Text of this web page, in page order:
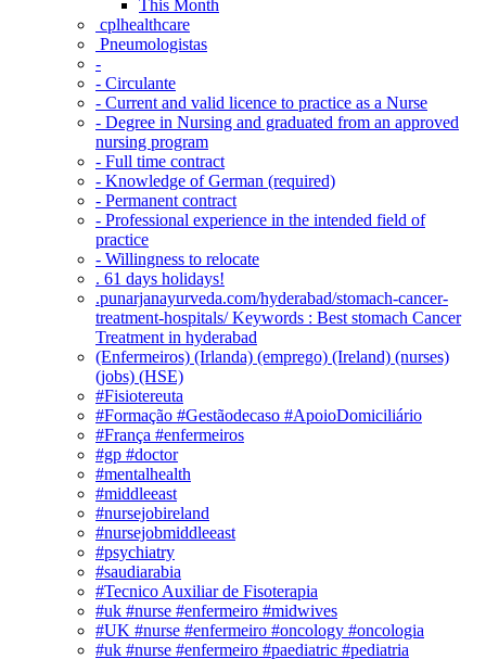
This Month
‎ cplhealthcare‬
Pneumologistas
-
- Circulante
- Current and valid licence to practice as a Nurse
- Degree in Nursing and graduated from an approved
nursing program
- Full time contract
- Knowledge of German (required)
- Permanent contract
- Professional experience in the intended field of
practice
- Willingness to relocate
. 61 days holidays!
.punarjanayurveda.com/hyderabad/stomach-cancer-
treatment-hospitals/ Keywords : Best stomach Cancer
Treatment in hyderabad
(Enfermeiros) (Irlanda) (emprego) (Ireland) (nurses)
(jobs) (HSE)
#Fisiotereuta
#Formação #Gestãodecaso #ApoioDomiciliário
#França #enfermeiros
#gp #doctor
#mentalhealth
#middleeast
#nursejobireland
#nursejobmiddleeast
#psychiatry
#saudiarabia
#Tecnico Auxiliar de Fisoterapia
#uk #nurse #enfermeiro #midwives
#UK #nurse #enfermeiro #oncology #oncologia
#uk #nurse #enfermeiro #paediatric #pediatria